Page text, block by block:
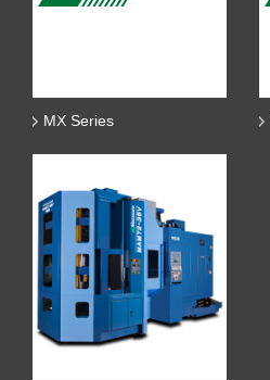
MX Series